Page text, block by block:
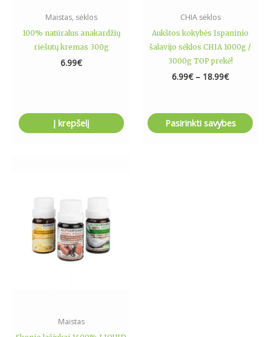
Maistas, sėklos
100% natūralus anakardžių
riešutų kremas 300g
6.99€
Į krepšelį
CHIA sėklos
Aukštos kokybės Ispaninio
šalavijo sėklos CHIA 1000g /
3000g TOP prekė!
6.99€ – 18.99€
Pasirinkti savybes
page
Maistas
multiple
variants.
The
options
may
product